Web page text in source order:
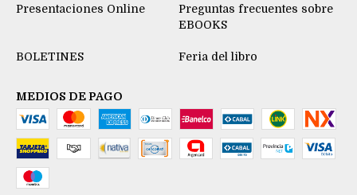
Presentaciones Online
Preguntas frecuentes sobre
EBOOKS
BOLETINES Feria del libro
MEDIOS DE PAGO